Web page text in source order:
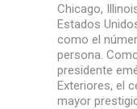
Chicago,
Estados
como el
persona.
presidente
Exteriores, el
mayor